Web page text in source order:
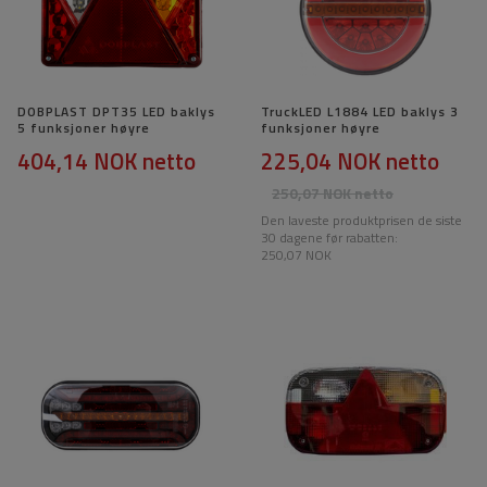
DOBPLAST DPT35 LED baklys
5 funksjoner høyre
404,14 NOKnetto
TruckLED L1884 LED baklys 3
funksjoner høyre
250,07 NOKnetto
225,04 NOKnetto
Den laveste produktprisen de siste
30 dagene før rabatten:
250,07 NOK